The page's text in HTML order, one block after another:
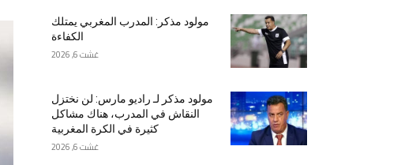
مولود مذكر: المدرب المغربي يمتلك
الكفاءة
غشت 6, 2026
مولود مذكر لـ راديو مارس: لن نختزل
النقاش في المدرب، هناك مشاكل
كثيرة في الكرة المغربية
غشت 6, 2026